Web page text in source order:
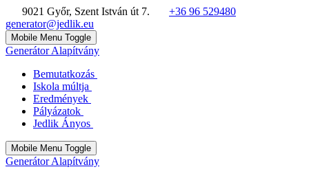
9021 Győr, Szent István út 7.
+36 96 529480
generator@jedlik.eu
Mobile Menu Toggle
Generátor Alapítvány
Bemutatkozás
Iskola múltja
Eredmények
Pályázatok
Jedlik Ányos
Mobile Menu Toggle
Generátor Alapítvány